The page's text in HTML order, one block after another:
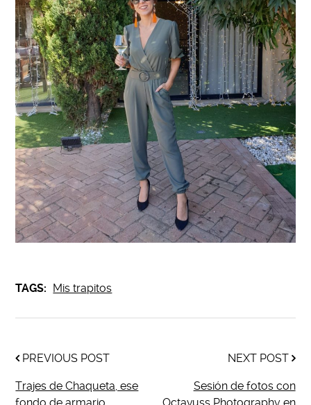
TAGS: Mis trapitos
PREVIOUS POST
Trajes de Chaqueta, ese
NEXT POST
Sesión de fotos con